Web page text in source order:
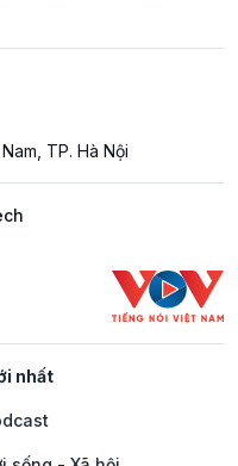
TP. Hà Nội
nhất